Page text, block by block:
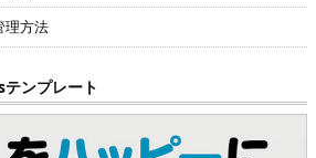
理方法
ンプレート